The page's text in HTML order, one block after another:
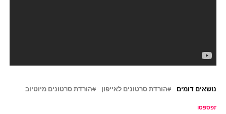
נושאים דומים הורדת סרטונים לאייפון הורדת סרטונים מיוטיוב
תפספסו